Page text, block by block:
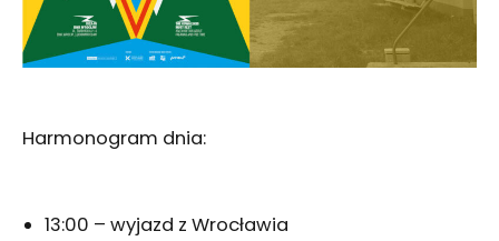
Harmonogram dnia:
13:00 – wyjazd z Wrocławia